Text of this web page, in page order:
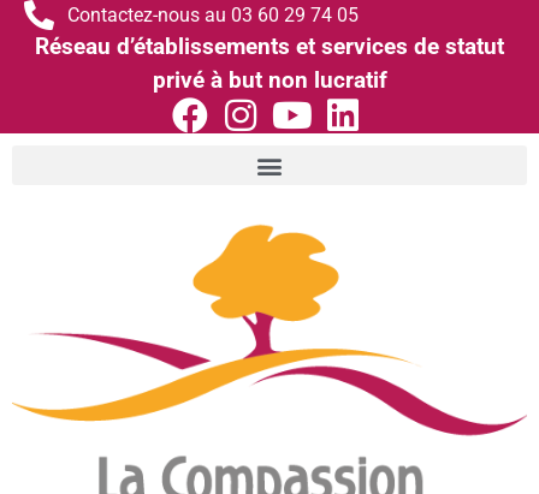
Contactez-nous au 03 60 29 74 05
Réseau d’établissements et services de statut
privé à but non lucratif